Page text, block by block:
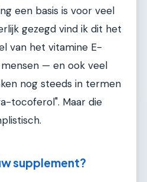
een basis is voor veel
gezegd vind ik dit het
van het vitamine E-
— en ook veel
nog steeds in termen
tocoferol". Maar die
supplement?